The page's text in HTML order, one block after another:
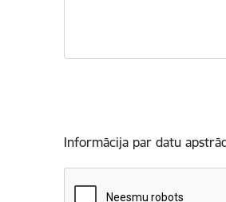
Informācija par datu